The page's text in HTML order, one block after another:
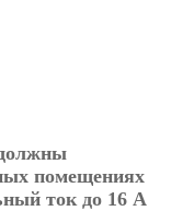
помещениях
ток до 16 А